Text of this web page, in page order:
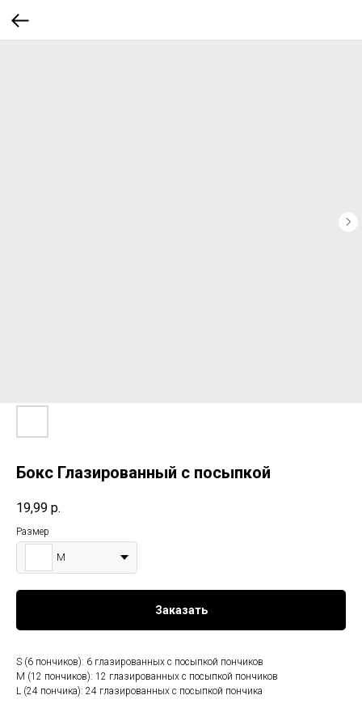
Бокс Глазированный с посыпкой
19,99 р.
Размер
M
Заказать
S (6 пончиков): 6 глазированных с посыпкой пончиков
M (12 пончиков): 12 глазированных с посыпкой пончиков
L (24 пончика): 24 глазированных с посыпкой пончика